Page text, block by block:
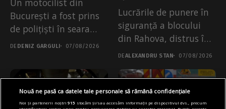
București a fost prins
de polițiști în seara
de...
DE DENIZ GARGULI 07/08/2026
Lucrările de punere în
siguranță a blocului
din Rahova, distrus în
urma...
DEALEXANDRU STAN 07/08/2026
Nouă ne pasă ca datele tale personale să rămână confidențiale
Noi și partenerii noștri915 stocăm și/sau accesăm informații pe dispozitivul dvs., precum